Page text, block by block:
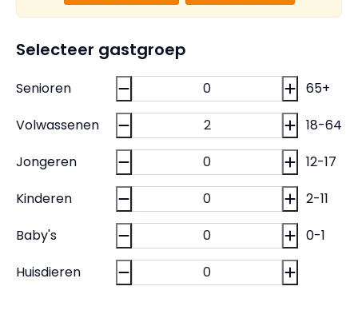
Selecteer gastgroep
Senioren
65+
Volwassenen
18-64
Jongeren
12-17
Kinderen
2-11
Baby's
0-1
Huisdieren